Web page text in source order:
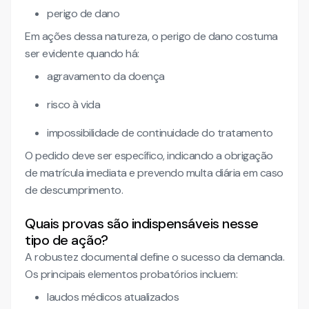
perigo de dano
Em ações dessa natureza, o perigo de dano costuma
ser evidente quando há:
agravamento da doença
risco à vida
impossibilidade de continuidade do tratamento
O pedido deve ser específico, indicando a obrigação
de matrícula imediata e prevendo multa diária em caso
de descumprimento.
Quais provas são indispensáveis nesse
tipo de ação?
A robustez documental define o sucesso da demanda.
Os principais elementos probatórios incluem:
laudos médicos atualizados